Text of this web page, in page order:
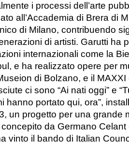
i processi dell’arte
all’Accademia di Brera di
di Milano, contribuendo
di artisti. Garutti ha
internazionali come la
e ha realizzato opere per
di Bolzano, e il MAXXI
ci sono “Ai nati oggi” e
hanno portato qui, ora”,
un progetto per una grande
da Germano
vinto il bando di Italian